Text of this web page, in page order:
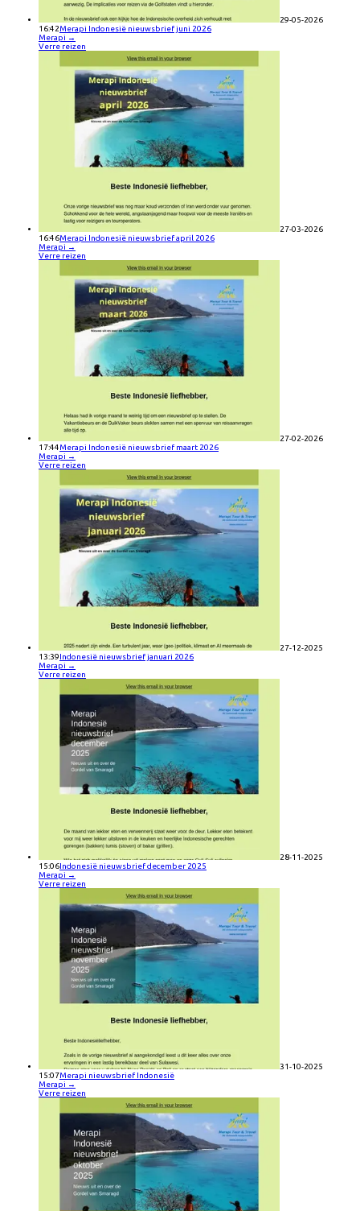
29-05-2026
16:42Merapi Indonesië nieuwsbrief juni 2026
Merapi →
Verre reizen
27-03-2026
16:46Merapi Indonesië nieuwsbrief april 2026
Merapi →
Verre reizen
27-02-2026
17:44Merapi Indonesië nieuwsbrief maart 2026
Merapi →
Verre reizen
27-12-2025
13:39Indonesië nieuwsbrief januari 2026
Merapi →
Verre reizen
28-11-2025
15:06Indonesië nieuwsbrief december 2025
Merapi →
Verre reizen
31-10-2025
15:07Merapi nieuwsbrief Indonesië
Merapi →
Verre reizen